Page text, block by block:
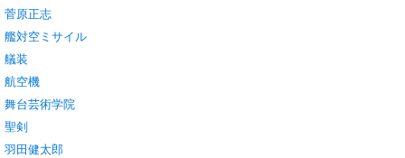
菅原正志
艦対空ミサイル
艤装
航空機
舞台芸術学院
聖剣
羽田健太郎